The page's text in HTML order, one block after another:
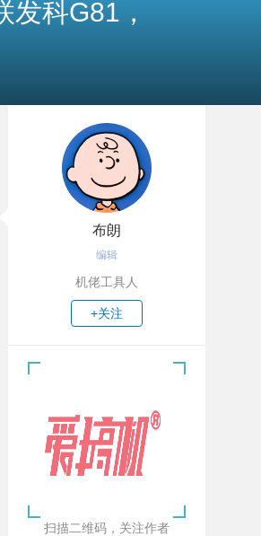
科G81，
布朗
编辑
机佬工具人
+关注
扫描二维码，关注作者